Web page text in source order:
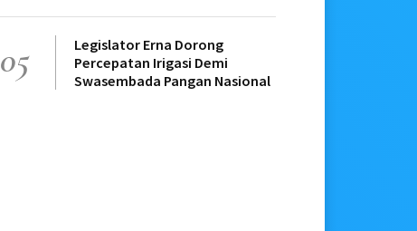
05
Legislator Erna Dorong
Percepatan Irigasi Demi
Swasembada Pangan Nasional